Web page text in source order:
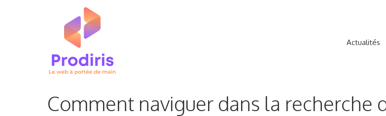
Actualités
Comment naviguer dans la recherche